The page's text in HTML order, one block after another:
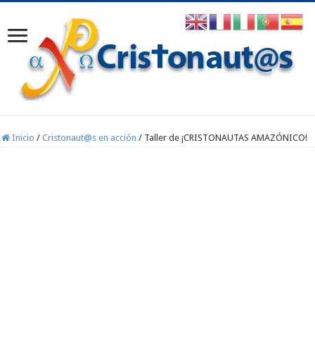
Inicio / Cristonaut@s en acción / Taller de ¡CRISTONAUTAS AMAZÓNICO!